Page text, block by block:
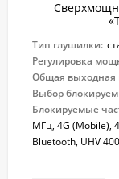
Тип глушилки:
Регулировка
Выбор
Блокируемые
МГц, 4G (Mobile),
Bluetooth, UHV